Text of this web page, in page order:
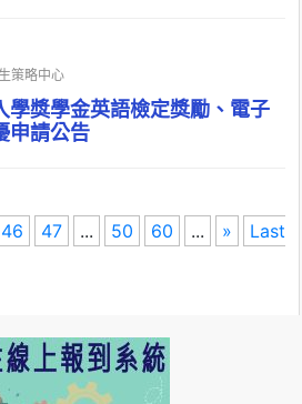
策略中心
學獎學金英語檢定獎勵、電子
申請公告
46 47 ... 50 60 ... » Last